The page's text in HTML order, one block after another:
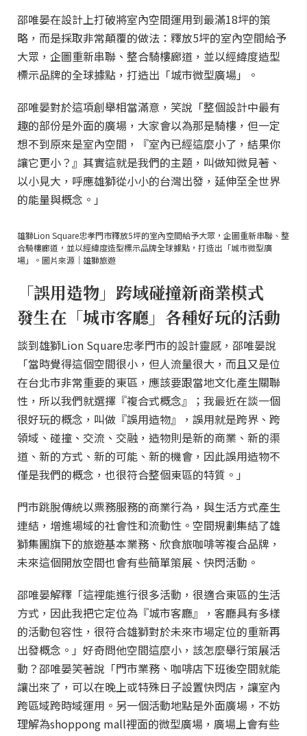
邵唯晏在設計上打破將室內空間運用到最滿18坪的策
略，而是採取非常顛覆的做法：釋放5坪的室內空間給予
大眾，企圖重新串聯、整合騎樓廊道，並以經緯度造型
標示品牌的全球據點，打造出「城市微型廣場」。
邵唯晏對於這項創舉相當滿意，笑說「整個設計中最有
趣的部份是外面的廣場，大家會以為那是騎樓，但一定
想不到原來是室內空間，『室內已經這麼小了，結果你
讓它更小？』其實這就是我們的主題，叫做知微見著、
以小見大，呼應雄獅從小小的台灣出發，延伸至全世界
的能量與概念。」
雄獅Lion Square忠孝門市釋放5坪的室內空間給予大眾，企圖重新串聯、整
合騎樓廊道，並以經緯度造型標示品牌全球據點，打造出「城市微型廣
場」。圖片來源｜雄獅旅遊
「誤用造物」跨域碰撞新商業模式
發生在「城市客廳」各種好玩的活動
談到雄獅Lion Square忠孝門市的設計靈感，邵唯晏說
「當時覺得這個空間很小，但人流量很大，而且又是位
在台北市非常重要的東區，應該要跟當地文化產生關聯
性，所以我們就選擇『複合式概念』；我最近在談一個
很好玩的概念，叫做『誤用造物』，誤用就是跨界、跨
領域、碰撞、交流、交融，造物則是新的商業、新的渠
道、新的方式、新的可能、新的機會，因此誤用造物不
僅是我們的概念，也很符合整個東區的特質。」
門市跳脫傳統以票務服務的商業行為，與生活方式產生
連結，增進場域的社會性和流動性。空間規劃集結了雄
獅集團旗下的旅遊基本業務、欣食旅咖啡等複合品牌，
未來這個開放空間也會有些簡單策展、快閃活動。
邵唯晏解釋「這裡能進行很多活動，很適合東區的生活
方式，因此我把它定位為『城市客廳』，客廳具有多樣
的活動包容性，很符合雄獅對於未來市場定位的重新再
出發概念。」好奇問他空間這麼小，該怎麼舉行策展活
動？邵唯晏笑著說「門市業務、咖啡店下班後空間就能
讓出來了，可以在晚上或特殊日子設置快閃店，讓室內
跨區域跨時域運用。另一個活動地點是外面廣場，不妨
理解為shoppong mall裡面的微型廣場，廣場上會有些